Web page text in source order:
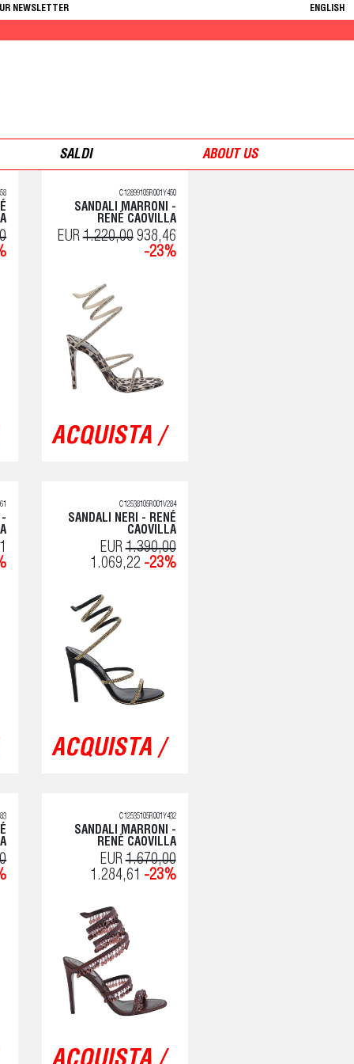
NEWSLETTER ENGLISH
SALDI ABOUT US
C12899105R001Y450
SANDALI MARRONI -
RENÉ CAOVILLA
EUR1.220,00938,46
-23%
ACQUISTA /
-
C12538105R001V284
SANDALI NERI - RENÉ
CAOVILLA
EUR1.390,00
1.069,22 -23%
ACQUISTA /
C12535105R001Y432
SANDALI MARRONI -
RENÉ CAOVILLA
EUR1.670,00
1.284,61 -23%